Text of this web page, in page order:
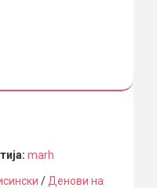
marh
/ Денови на